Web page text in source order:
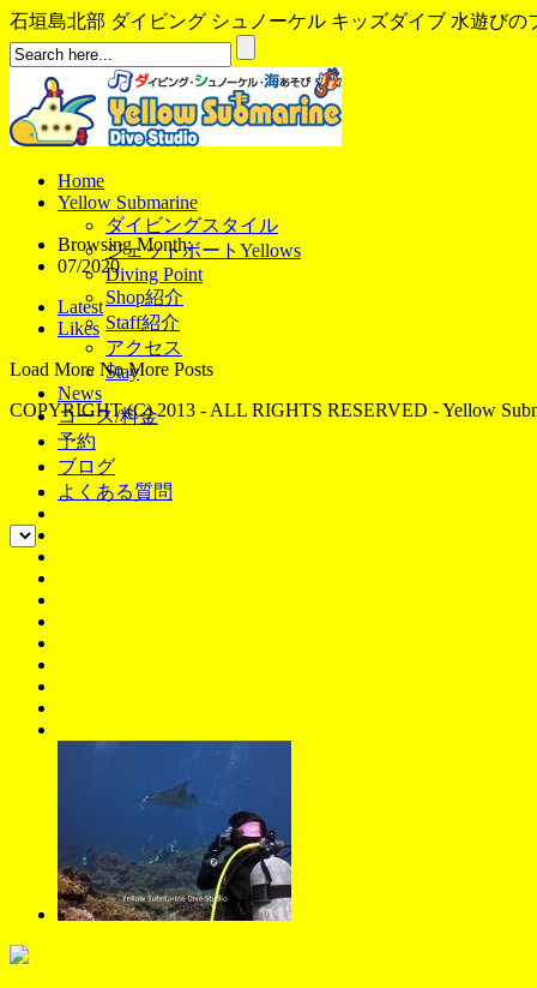
石垣島北部 ダイビング シュノーケル キッズダイブ 水遊びの
Home
Yellow Submarine
ダイビングスタイル
ジェットボートYellows
Diving Point
Shop紹介
Staff紹介
アクセス
Stay
News
コース/料金
予約
ブログ
よくある質問
Browsing Month:
07/2020
Latest
Likes
Load More No More Posts
COPYRIGHT (C) 2013 - ALL RIGHTS RESERVED - Yellow